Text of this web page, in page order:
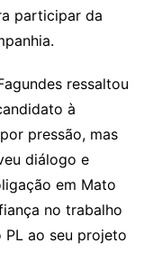
participar da
ressaltou
à
pressão, mas
diálogo e
em Mato
no trabalho
ao seu projeto